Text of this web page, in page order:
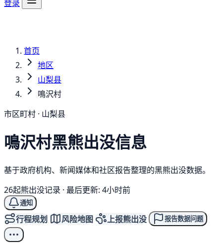
登录
首页
地区
山梨县
鳴沢村
市区町村 · 山梨县
鳴沢村黑熊出没信息
基于政府机构、新闻媒体和社区报告整理的黑熊出没数据。
26起熊出没记录 · 最后更新: 4小时前
通知
行程规划 风险地图 上报熊出没 报告数据问题